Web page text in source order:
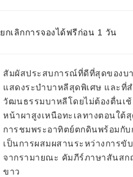
ยกเลิกการจองได้ฟรีก่อน 1 วัน
สัมผัสประสบการณ์ที่ดีที่สุดของบ
แสดงระบำบาหลีสุดพิเศษ และ
วัฒนธรรมบาหลีโดยไม่ต้องตื่นเ
หน้าผาสูงเหนือทะเลทางตอนใ
การชมพระอาทิตย์ตกดินพร้อมกับ
เป็นการผสมผสานระหว่างการขั
จากรามายณะ คัมภีร์ภาษาสันสก
ขาว